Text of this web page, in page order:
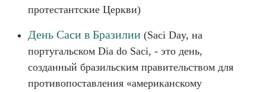
протестантские Церкви)
День Саси в Бразилии (Saci Day, на
португальском Dia do Saci, - это день,
созданный бразильским правительством для
противопоставления «американскому